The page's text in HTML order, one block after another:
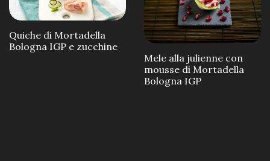
Quiche di Mortadella
Bologna IGP e zucchine
Mele alla julienne con
mousse di Mortadella
Bologna IGP